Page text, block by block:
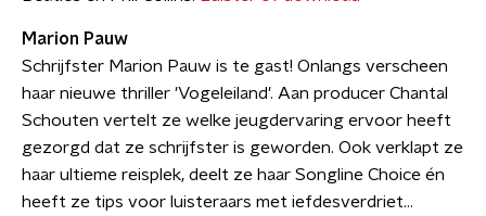
Marion Pauw
Schrijfster Marion Pauw is te gast! Onlangs verscheen
haar nieuwe thriller 'Vogeleiland'. Aan producer Chantal
Schouten vertelt ze welke jeugdervaring ervoor heeft
gezorgd dat ze schrijfster is geworden. Ook verklapt ze
haar ultieme reisplek, deelt ze haar Songline Choice én
heeft ze tips voor luisteraars met iefdesverdriet...